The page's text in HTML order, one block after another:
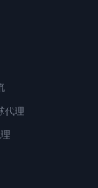
代理